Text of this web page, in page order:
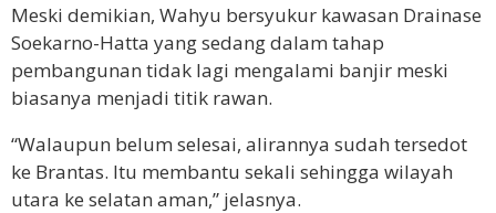
Meski demikian, Wahyu bersyukur kawasan Drainase
Soekarno-Hatta yang sedang dalam tahap
pembangunan tidak lagi mengalami banjir meski
biasanya menjadi titik rawan.
“Walaupun belum selesai, alirannya sudah tersedot
ke Brantas. Itu membantu sekali sehingga wilayah
utara ke selatan aman,” jelasnya.